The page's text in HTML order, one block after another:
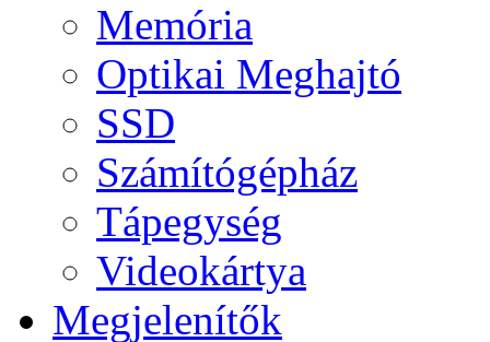
Memória
Optikai Meghajtó
SSD
Számítógépház
Tápegység
Videokártya
Megjelenítők